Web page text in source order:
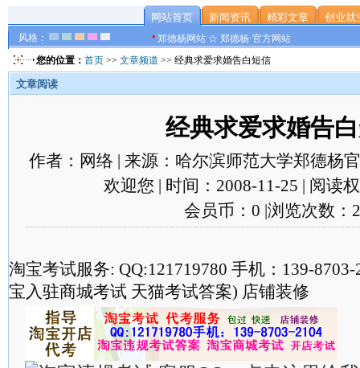
风格：
网站首页 新闻资讯 精彩文章 创业就
郑德杨网站 ☆ 郑德杨·官方网站
您的位置： 首页 >> 文章频道 >> 经典求爱求婚告白短信
文章阅读
经典求爱求婚告
作者：网络 | 来源：哈尔滨师范大学郑德杨
欢迎您 | 时间：2008-11-25 | 阅读
会员币：0 |浏览次数：
淘宝考试服务: QQ:121719780 手机：139-
宝入驻商城考试 天猫考试答案) 店铺装修